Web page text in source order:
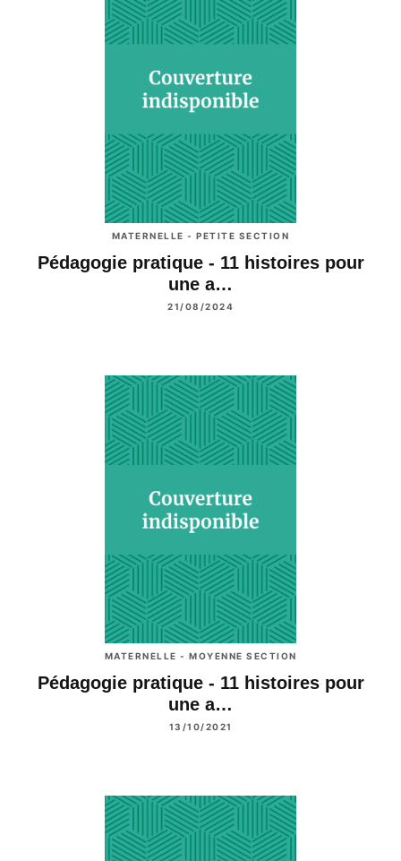
MATERNELLE - PETITE SECTION
Pédagogie pratique - 11 histoires pour
une a…
21/08/2024
MATERNELLE - MOYENNE SECTION
Pédagogie pratique - 11 histoires pour
une a…
13/10/2021